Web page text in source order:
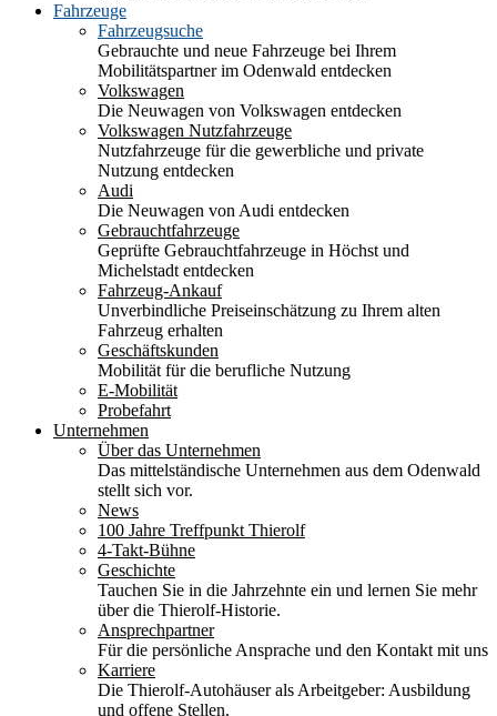
Fahrzeuge
Fahrzeugsuche
Gebrauchte und neue Fahrzeuge bei Ihrem
Mobilitätspartner im Odenwald entdecken
Volkswagen
Die Neuwagen von Volkswagen entdecken
Volkswagen Nutzfahrzeuge
Nutzfahrzeuge für die gewerbliche und private
Nutzung entdecken
Audi
Die Neuwagen von Audi entdecken
Gebrauchtfahrzeuge
Geprüfte Gebrauchtfahrzeuge in Höchst und
Michelstadt entdecken
Fahrzeug-Ankauf
Unverbindliche Preiseinschätzung zu Ihrem alten
Fahrzeug erhalten
Geschäftskunden
Mobilität für die berufliche Nutzung
E-Mobilität
Probefahrt
Unternehmen
Über das Unternehmen
Das mittelständische Unternehmen aus dem Odenwald
stellt sich vor.
News
100 Jahre Treffpunkt Thierolf
4-Takt-Bühne
Geschichte
Tauchen Sie in die Jahrzehnte ein und lernen Sie mehr
über die Thierolf-Historie.
Ansprechpartner
Für die persönliche Ansprache und den Kontakt mit uns
Karriere
Die Thierolf-Autohäuser als Arbeitgeber: Ausbildung
und offene Stellen.